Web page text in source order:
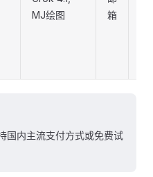
MJ绘图
箱
国内主流支付方式或免费试